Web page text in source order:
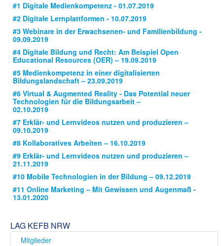
#1 Digitale Medienkompetenz - 01.07.2019
#2 Digitale Lernplattformen - 10.07.2019
#3 Webinare in der Erwachsenen- und Familienbildung -
09.09.2019
#4 Digitale Bildung und Recht: Am Beispiel Open
Educational Resources (OER) – 19.09.2019
#5 Medienkompetenz in einer digitalisierten
Bildungslandschaft – 23.09.2019
#6 Virtual & Augmented Reality - Das Potential neuer
Technologien für die Bildungsarbeit –
02.10.2019
#7 Erklär- und Lernvideos nutzen und produzieren –
09.10.2019
#8 Kollaboratives Arbeiten – 16.10.2019
#9 Erklär- und Lernvideos nutzen und produzieren –
21.11.2019
#10 Mobile Technologien in der Bildung – 09.12.2019
#11 Online Marketing – Mit Gewissen und Augenmaß -
13.01.2020
LAG KEFB NRW
Mitglieder